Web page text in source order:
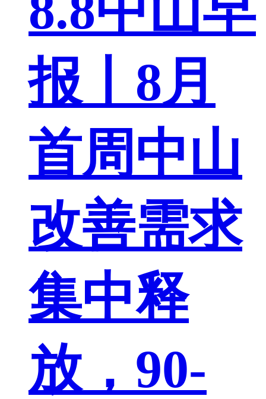
报丨8月
首周中山
改善需求
集中释
放，90-